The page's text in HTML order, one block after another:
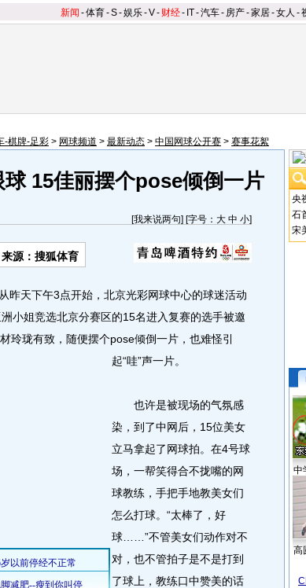
新闻 -体育-S-娱乐-V- 财经- IT-汽车- 房产-家居-女人 -
-棋牌-足彩 > 网球频道 > 最新动态 > 中国网球公开赛 > 赛事花絮
15佳丽摆个pose倾倒一片
[我来说两句] [字号： 大 中 小]
来源：搜狐体育
天下午3点开始，北京光彩网球中心的球迷活动
小姐竞选北京分赛区的15名进入复赛的选手被邀
玲珑有致，随便摆个pose倾倒一片，也难怪引
起“哇”声一片。
也许是被现场的气氛感
染，到了中网后，15位美女
立马拿起了网球拍。在4号球
场，一帮笑得合不拢嘴的网
球教练，手把手地教美女们
怎么打球。“太棒了，好
球……”不管美女们动作对不
对，也不管拍子是不是打到
了球上，教练口中赞美的话
央
石
宋
中
高